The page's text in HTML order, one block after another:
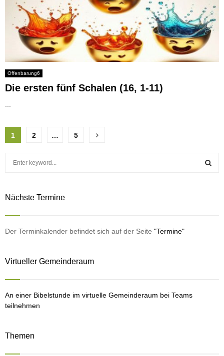
Offenbarung6
Die ersten fünf Schalen (16, 1-11)
...
Seitennummerierung
Beiträge
1 2 … 5
c
o
Nächste Termine
Der Terminkalender befindet sich auf der Seite "Termine"
Virtueller Gemeinderaum
An einer Bibelstunde im virtuelle Gemeinderaum bei Teams
teilnehmen
Themen